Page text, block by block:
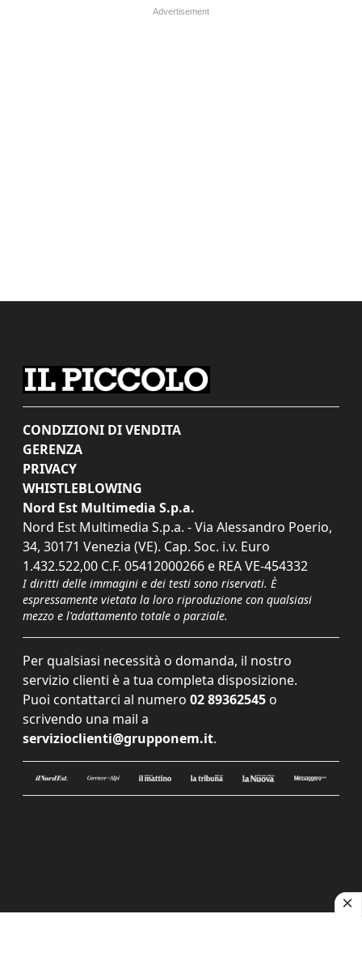
CONDIZIONI DI VENDITA
GERENZA
PRIVACY
WHISTLEBLOWING
Nord Est Multimedia S.p.a.
Nord Est Multimedia S.p.a. - Via Alessandro Poerio,
34, 30171 Venezia (VE). Cap. Soc. i.v. Euro
1.432.522,00 C.F. 05412000266 e REA VE-454332
I diritti delle immagini e dei testi sono riservati. È
espressamente vietata la loro riproduzione con qualsiasi
mezzo e l'adattamento totale o parziale.
Per qualsiasi necessità o domanda, il nostro
servizio clienti è a tua completa disposizione.
Puoi contattarci al numero 02 89362545 o
scrivendo una mail a
servizioclienti@grupponem.it.